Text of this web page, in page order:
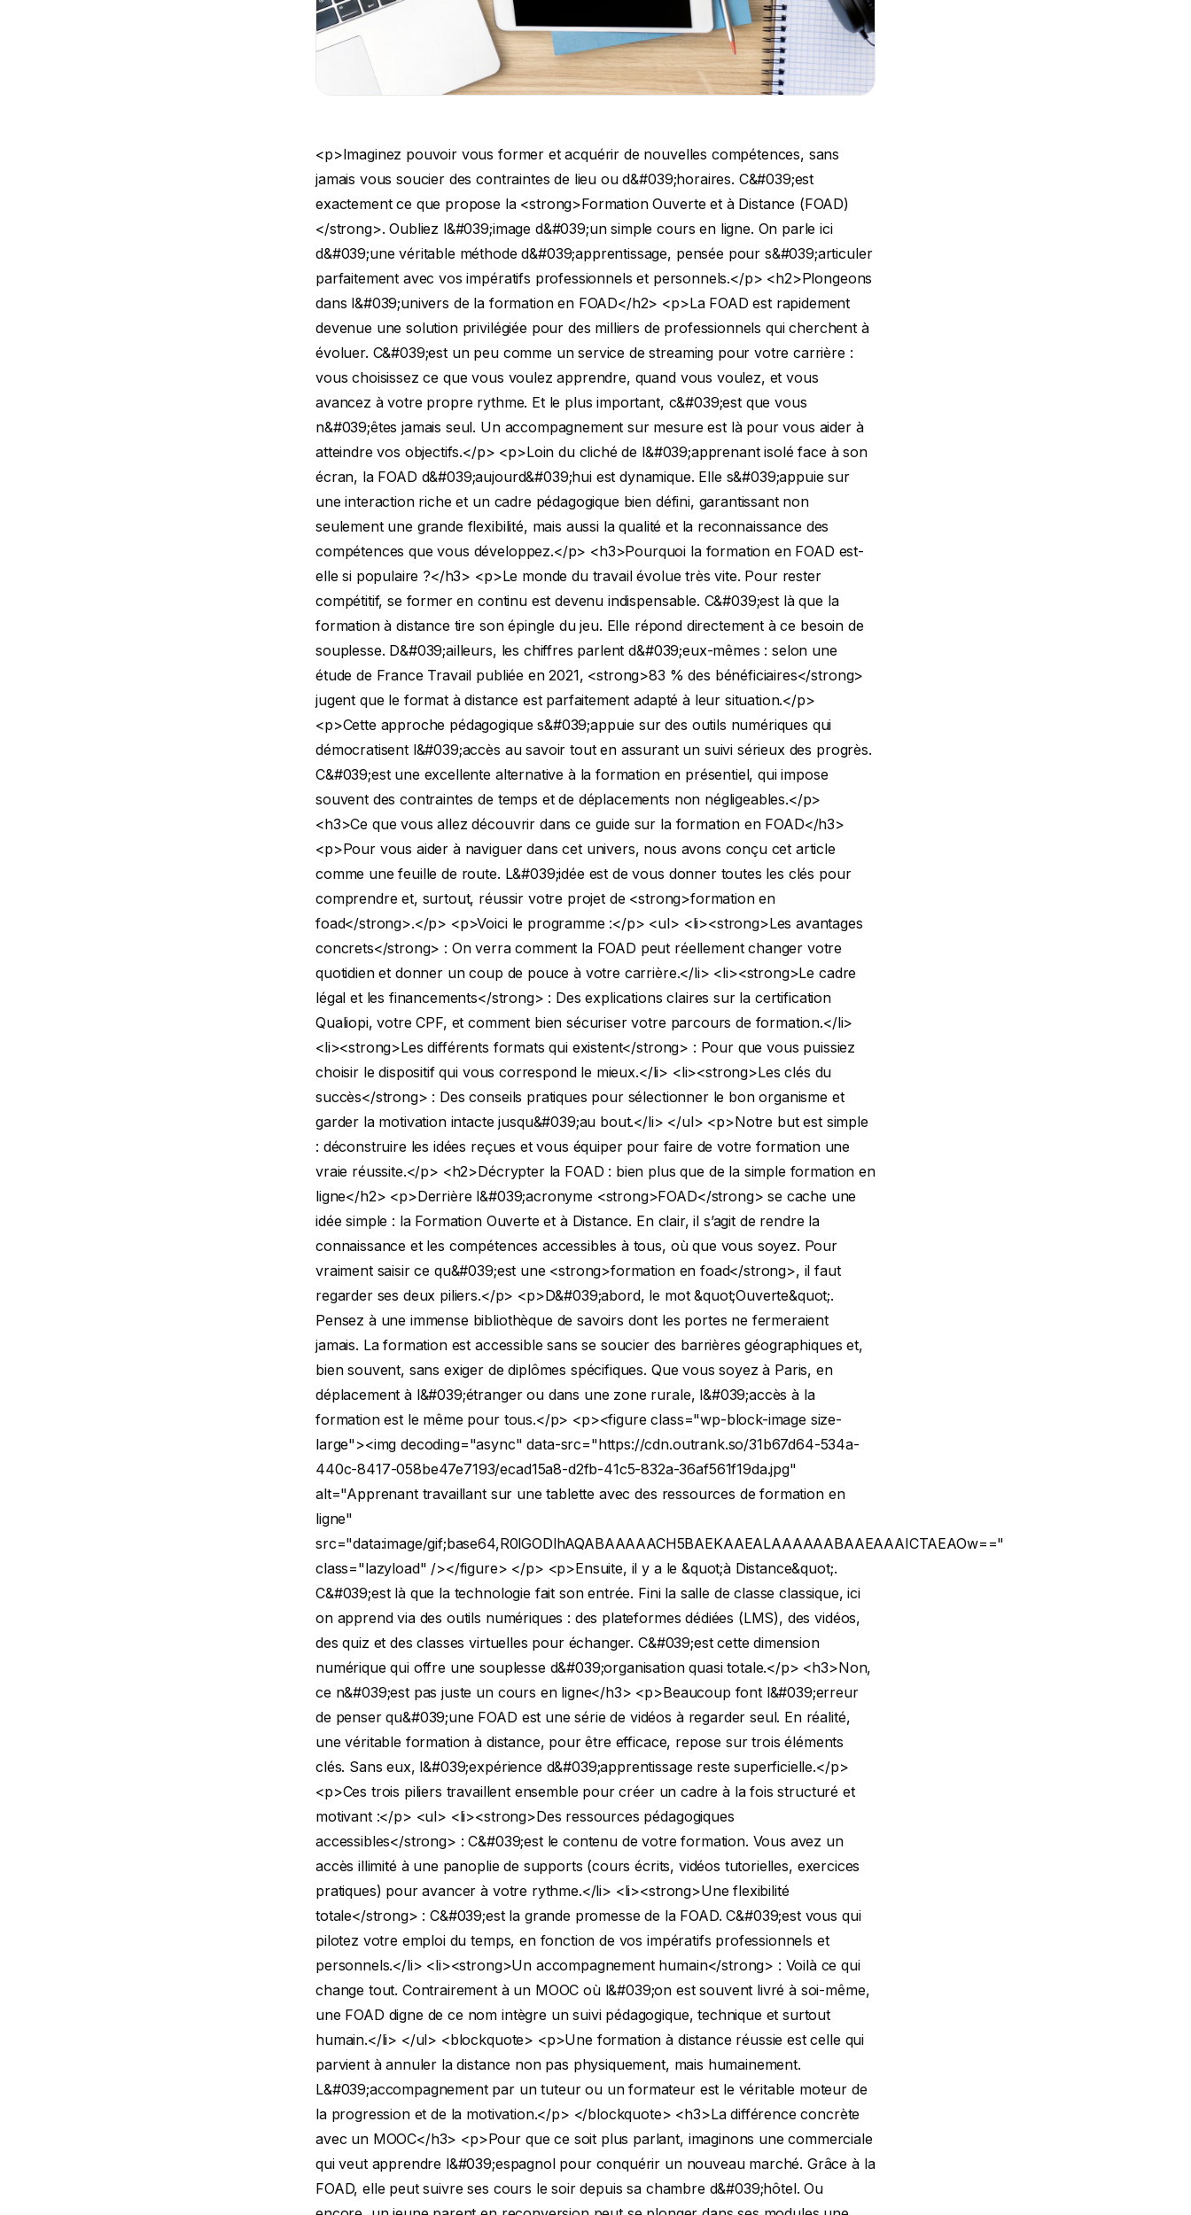
<p>Imaginez pouvoir vous former et acquérir de nouvelles compétences, sans jamais vous soucier des contraintes de lieu ou d&#039;horaires. C&#039;est exactement ce que propose la <strong>Formation Ouverte et à Distance (FOAD)</strong>. Oubliez l&#039;image d&#039;un simple cours en ligne. On parle ici d&#039;une véritable méthode d&#039;apprentissage, pensée pour s&#039;articuler parfaitement avec vos impératifs professionnels et personnels.</p> <h2>Plongeons dans l&#039;univers de la formation en FOAD</h2> <p>La FOAD est rapidement devenue une solution privilégiée pour des milliers de professionnels qui cherchent à évoluer. C&#039;est un peu comme un service de streaming pour votre carrière : vous choisissez ce que vous voulez apprendre, quand vous voulez, et vous avancez à votre propre rythme. Et le plus important, c&#039;est que vous n&#039;êtes jamais seul. Un accompagnement sur mesure est là pour vous aider à atteindre vos objectifs.</p> <p>Loin du cliché de l&#039;apprenant isolé face à son écran, la FOAD d&#039;aujourd&#039;hui est dynamique. Elle s&#039;appuie sur une interaction riche et un cadre pédagogique bien défini, garantissant non seulement une grande flexibilité, mais aussi la qualité et la reconnaissance des compétences que vous développez.</p> <h3>Pourquoi la formation en FOAD est-elle si populaire ?</h3> <p>Le monde du travail évolue très vite. Pour rester compétitif, se former en continu est devenu indispensable. C&#039;est là que la formation à distance tire son épingle du jeu. Elle répond directement à ce besoin de souplesse. D&#039;ailleurs, les chiffres parlent d&#039;eux-mêmes : selon une étude de France Travail publiée en 2021, <strong>83 % des bénéficiaires</strong> jugent que le format à distance est parfaitement adapté à leur situation.</p> <p>Cette approche pédagogique s&#039;appuie sur des outils numériques qui démocratisent l&#039;accès au savoir tout en assurant un suivi sérieux des progrès. C&#039;est une excellente alternative à la formation en présentiel, qui impose souvent des contraintes de temps et de déplacements non négligeables.</p> <h3>Ce que vous allez découvrir dans ce guide sur la formation en FOAD</h3> <p>Pour vous aider à naviguer dans cet univers, nous avons conçu cet article comme une feuille de route. L&#039;idée est de vous donner toutes les clés pour comprendre et, surtout, réussir votre projet de <strong>formation en foad</strong>.</p> <p>Voici le programme :</p> <ul> <li><strong>Les avantages concrets</strong> : On verra comment la FOAD peut réellement changer votre quotidien et donner un coup de pouce à votre carrière.</li> <li><strong>Le cadre légal et les financements</strong> : Des explications claires sur la certification Qualiopi, votre CPF, et comment bien sécuriser votre parcours de formation.</li> <li><strong>Les différents formats qui existent</strong> : Pour que vous puissiez choisir le dispositif qui vous correspond le mieux.</li> <li><strong>Les clés du succès</strong> : Des conseils pratiques pour sélectionner le bon organisme et garder la motivation intacte jusqu&#039;au bout.</li> </ul> <p>Notre but est simple : déconstruire les idées reçues et vous équiper pour faire de votre formation une vraie réussite.</p> <h2>Décrypter la FOAD : bien plus que de la simple formation en ligne</h2> <p>Derrière l&#039;acronyme <strong>FOAD</strong> se cache une idée simple : la Formation Ouverte et à Distance. En clair, il s’agit de rendre la connaissance et les compétences accessibles à tous, où que vous soyez. Pour vraiment saisir ce qu&#039;est une <strong>formation en foad</strong>, il faut regarder ses deux piliers.</p> <p>D&#039;abord, le mot &quot;Ouverte&quot;. Pensez à une immense bibliothèque de savoirs dont les portes ne fermeraient jamais. La formation est accessible sans se soucier des barrières géographiques et, bien souvent, sans exiger de diplômes spécifiques. Que vous soyez à Paris, en déplacement à l&#039;étranger ou dans une zone rurale, l&#039;accès à la formation est le même pour tous.</p> <p><figure class="wp-block-image size-large"><img decoding="async" data-src="https://cdn.outrank.so/31b67d64-534a-440c-8417-058be47e7193/ecad15a8-d2fb-41c5-832a-36af561f19da.jpg" alt="Apprenant travaillant sur une tablette avec des ressources de formation en ligne" src="data:image/gif;base64,R0lGODlhAQABAAAAACH5BAEKAAEALAAAAAABAAEAAAICTAEAOw==" class="lazyload" /></figure> </p> <p>Ensuite, il y a le &quot;à Distance&quot;. C&#039;est là que la technologie fait son entrée. Fini la salle de classe classique, ici on apprend via des outils numériques : des plateformes dédiées (LMS), des vidéos, des quiz et des classes virtuelles pour échanger. C&#039;est cette dimension numérique qui offre une souplesse d&#039;organisation quasi totale.</p> <h3>Non, ce n&#039;est pas juste un cours en ligne</h3> <p>Beaucoup font l&#039;erreur de penser qu&#039;une FOAD est une série de vidéos à regarder seul. En réalité, une véritable formation à distance, pour être efficace, repose sur trois éléments clés. Sans eux, l&#039;expérience d&#039;apprentissage reste superficielle.</p> <p>Ces trois piliers travaillent ensemble pour créer un cadre à la fois structuré et motivant :</p> <ul> <li><strong>Des ressources pédagogiques accessibles</strong> : C&#039;est le contenu de votre formation. Vous avez un accès illimité à une panoplie de supports (cours écrits, vidéos tutorielles, exercices pratiques) pour avancer à votre rythme.</li> <li><strong>Une flexibilité totale</strong> : C&#039;est la grande promesse de la FOAD. C&#039;est vous qui pilotez votre emploi du temps, en fonction de vos impératifs professionnels et personnels.</li> <li><strong>Un accompagnement humain</strong> : Voilà ce qui change tout. Contrairement à un MOOC où l&#039;on est souvent livré à soi-même, une FOAD digne de ce nom intègre un suivi pédagogique, technique et surtout humain.</li> </ul> <blockquote> <p>Une formation à distance réussie est celle qui parvient à annuler la distance non pas physiquement, mais humainement. L&#039;accompagnement par un tuteur ou un formateur est le véritable moteur de la progression et de la motivation.</p> </blockquote> <h3>La différence concrète avec un MOOC</h3> <p>Pour que ce soit plus parlant, imaginons une commerciale qui veut apprendre l&#039;espagnol pour conquérir un nouveau marché. Grâce à la FOAD, elle peut suivre ses cours le soir depuis sa chambre d&#039;hôtel. Ou encore, un jeune parent en reconversion peut se plonger dans ses modules une fois les enfants couchés. Dans les deux cas, ils ne sont pas seuls face à leur écran.</p> <p>Ils bénéficient d&#039;un véritable suivi :</p> <ul> <li>Un <strong>tuteur pédagogique</strong> est là pour répondre à leurs questions sur le contenu des cours.</li> <li>Des <strong>classes virtuelles</strong> sont organisées pour échanger en direct avec le formateur et les autres participants.</li> <li>Un <strong>support technique</strong> intervient rapidement en cas de problème avec la plateforme.</li> </ul> <p>C&#039;est toute cette structure qui fait la différence entre une <strong>formation en foad</strong> et un MOOC (Massive Open Online Course). Le MOOC met à disposition des ressources, mais rarement un suivi personnalisé. La FOAD, elle, est un parcours encadré, conçu pour vous amener jusqu&#039;à une certification reconnue. Avant de vous lancer, vérifiez donc toujours que l&#039;organisme de formation propose un accompagnement solide et réactif. Si vous vous interrogez sur le financement, n&#039;hésitez pas à lire notre guide sur les <a href="https://ppf-conseil-formation.fr/blog/financement-pour-formation/">solutions de financement pour la formation</a>.</p> <h2>Les avantages de la formation en FOAD : bien plus qu&#039;une simple commodité</h2> <p>Se lancer dans une <strong>formation en FOAD</strong>, ce n&#039;est pas juste choisir la facilité. C&#039;est faire le choix d&#039;un parcours d&#039;apprentissage moderne, rempli d&#039;avantages concrets qui peuvent vraiment faire la différence dans une carrière, que l&#039;on soit déjà en poste, en pleine reconversion ou en recherche d&#039;emploi.</p> <p>On pense souvent à la possibilité d&#039;étudier depuis son canapé, mais les bénéfices vont bien plus loin. Ils touchent à l&#039;organisation personnelle, au budget, et même au développement de compétences très recherchées aujourd&#039;hui. Voyons ensemble comment cette approche peut concrètement vous aider.</p> <h3>La flexibilité : reprendre le contrôle de son agenda</h3> <p>L&#039;atout numéro un de la formation à distance, c&#039;est sans conteste la <strong>flexibilité</strong>. Fini le casse-tête des horaires fixes et des longs trajets quotidiens. C&#039;est vous qui pilotez votre emploi du temps, ce qui permet enfin de concilier sereinement vos ambitions professionnelles et vos contraintes personnelles.</p> <p>Cette souplesse est une véritable bouffée d&#039;oxygène pour beaucoup.</p> <ul> <li><strong>Si vous êtes salarié</strong>, vous pouvez monter en compétences sans mettre votre carrière sur pause ni devoir négocier des aménagements complexes avec votre employeur.</li> <li><strong>Si vous êtes parent</strong>, la formation trouve sa place naturellement dans votre quotidien, que ce soit pendant la sieste des enfants, le soir ou le week-end.</li> <li><strong>Si vous vous reconvertissez</strong>, c&#039;est le moyen idéal de vous former à un nouveau métier tout en gardant une activité à temps partiel pour assurer vos arrières financièrement.</li> </ul> <blockquote> <p>En bref, la FOAD ne vous oblige pas à chambouler toute votre vie. C&#039;est elle qui s&#039;adapte à vous. Vous progressez à votre rythme, en fonction de vos moments de concentration et de vos disponibilités.</p> </blockquote> <h3>Un impact économique non négligeable</h3> <p>Au-delà de l&#039;organisation, l&#039;aspect financier pèse lourd dans la balance. Opter pour une <strong>formation en FOAD</strong>, c&#039;est aussi faire le choix de la maî